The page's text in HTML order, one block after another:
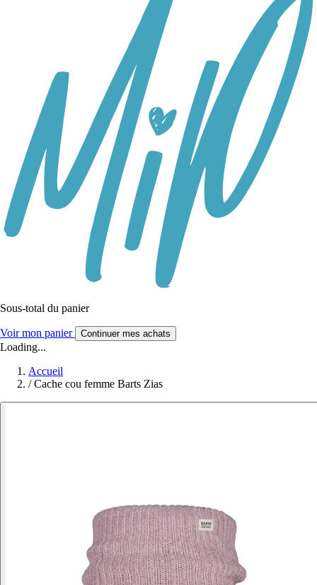
Sous-total du panier
Voir mon panier Continuer mes achats
Loading...
Accueil
/ Cache cou femme Barts Zias